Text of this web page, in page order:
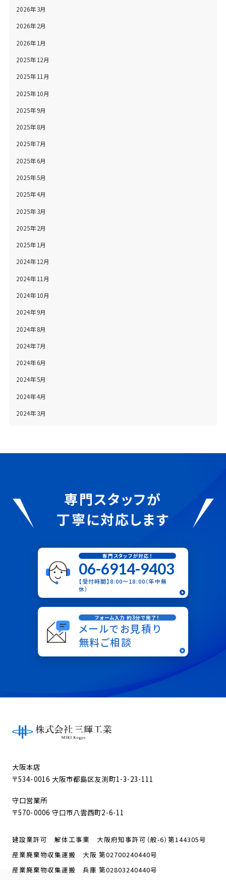
2026年3月
2026年2月
2026年1月
2025年12月
2025年11月
2025年10月
2025年9月
2025年8月
2025年7月
2025年6月
2025年5月
2025年4月
2025年3月
2025年2月
2025年1月
2024年12月
2024年11月
2024年10月
2024年9月
2024年8月
2024年7月
2024年6月
2024年5月
2024年4月
2024年3月
専門スタッフが
丁寧に対応します
専門スタッフが対応！
06-6914-9403
【受付時間】8:00〜18:00（年中無
休）
フォーム入力 約3分で完了！
メールでお見積り
無料ご相談
大阪本店
〒534-0016 大阪市都島区友渕町1-3-23-111
守口営業所
〒570-0006 守口市八雲西町2-6-11
建設業許可 解体工事業 大阪府知事許可（般-6）第144305号
産業廃棄物収集運搬 大阪 第02700240440号
産業廃棄物収集運搬 兵庫 第02803240440号